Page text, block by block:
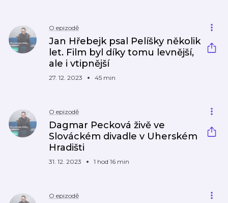
O epizodě
Jan Hřebejk psal Pelíšky několik
let. Film byl díky tomu levnější,
ale i vtipnější
27. 12. 2023 45 min
O epizodě
Dagmar Pecková živě ve
Slováckém divadle v Uherském
Hradišti
31. 12. 2023 1 hod 16 min
O epizodě